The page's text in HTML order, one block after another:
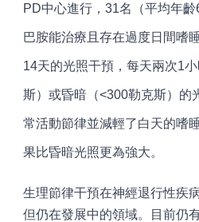
PD中心進行，31名（平均年
巴胺能治療且存在過度日間嗜
14天的光照干預，每天兩次1
斯）或昏暗（<300勒克斯）的
常活動節律並減輕了白天的嗜
果比昏暗光照更為強大。
生理節律干預在神經退行性疾
但仍在發展中的領域。目前仍